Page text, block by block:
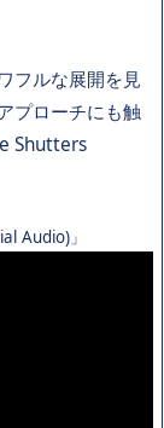
フルな展開を見
プローチにも触
Shutters
Audio)」